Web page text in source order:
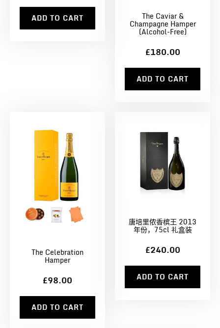
ADD TO CART The Caviar &
Champagne Hamper
(Alcohol-Free)
£180.00
ADD TO CART
The Celebration
Hamper
£98.00
ADD TO CART
唐培里侬香槟王 2013
年份，75cl 礼盒装
£240.00
ADD TO CART